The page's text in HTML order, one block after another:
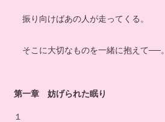
振り向けばあの人が走ってくる。
そこに大切なものを一緒に抱えて──。
第一章 妨げられた眠り
１